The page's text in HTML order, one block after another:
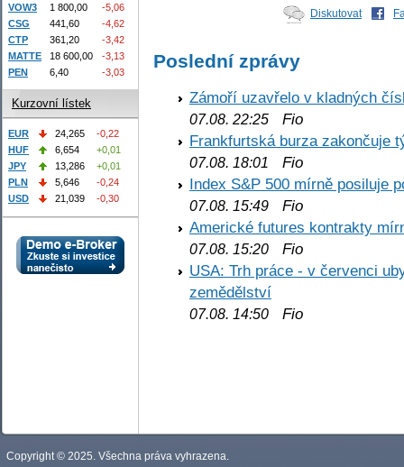
Diskutovat
Poslední zprávy
Zámoří uzavřelo v kladných
07.08. 22:25 Fio
Frankfurtská burza zakončuje
07.08. 18:01
Fio
Index S&P 500 mírně posiluje
07.08. 15:49 Fio
Americké futures kontrakty
07.08. 15:20 Fio
USA: Trh práce - v červenci
zemědělství
07.08. 14:50 Fio
VOW3 1 800,00
-5,06
CSG
441,60
-4,62
CTP
361,20
-3,42
MATTE
18 600,00
-3,13
PEN
6,40 -3,03
Kurzovní lístek
EUR 24,265
-0,22
HUF
6,654
+0,01
JPY
13,286
+0,01
PLN
5,646
-0,24
USD
21,039 -0,30
Copyright © 2025. Všechna práva vyhrazena.